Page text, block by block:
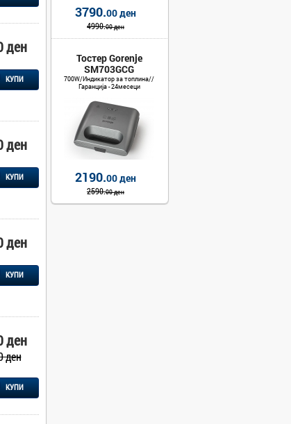
ден
КУПИ
ден
КУПИ
ден
КУПИ
ден
ден
КУПИ
3790.00 ден
4990.00 ден
Тостер Gorenje
SM703GCG
700W/Индикатор за топлина//
Гаранција - 24месеци
2190.00 ден
2590.00 ден